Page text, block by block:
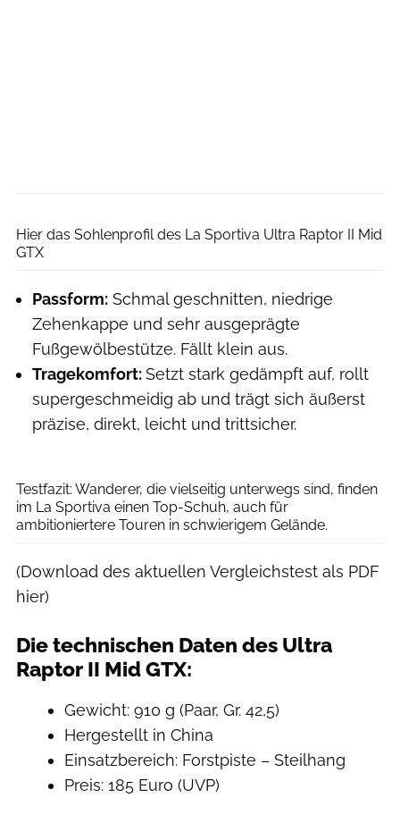
Hier das Sohlenprofil des La Sportiva Ultra Raptor II Mid
GTX
Passform: Schmal geschnitten, niedrige
Zehenkappe und sehr ausgeprägte
Fußgewölbestütze. Fällt klein aus.
Tragekomfort:Setzt stark gedämpft auf, rollt
supergeschmeidig ab und trägt sich äußerst
präzise, direkt, leicht und trittsicher.
Testfazit: Wanderer, die vielseitig unterwegs sind, finden
im La Sportiva einen Top-Schuh, auch für
ambitioniertere Touren in schwierigem Gelände.
(Download des aktuellen Vergleichstest als PDF
hier)
Die technischen Daten des Ultra
Raptor II Mid GTX:
Gewicht: 910 g (Paar, Gr. 42,5)
Hergestellt in China
Einsatzbereich: Forstpiste – Steilhang
Preis: 185 Euro (UVP)